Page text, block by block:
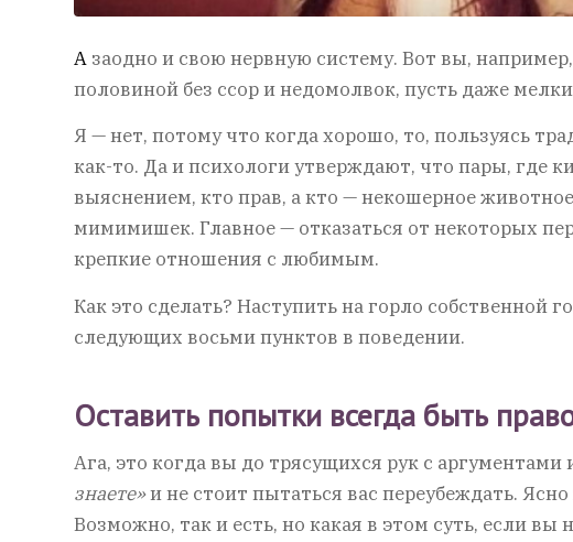
А заодно и свою нервную систему. Вот вы,
половиной без ссор и недомолвок, пусть даже
Я — нет, потому что когда хорошо, то, пользуясь
как-то. Да и психологи утверждают, что пары, где
выяснением, кто прав, а кто — некошерное
мимимишек. Главное — отказаться от некоторых
крепкие отношения с любимым.
Как это сделать? Наступить на горло собственной
следующих восьми пунктов в поведении.
Оставить попытки всегда быть
Ага, это когда вы до трясущихся рук с
знаете»и не стоит пытаться вас переубеждать.
Возможно, так и есть, но какая в этом суть, если